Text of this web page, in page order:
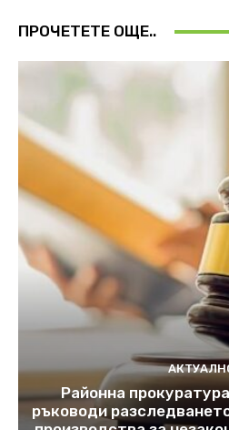
ПРОЧЕТЕТЕ ОЩЕ..
Районна
ръководи